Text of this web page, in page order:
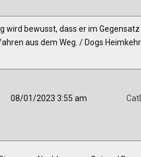
wird bewusst, dass er im
aus dem Weg. / Dogs
08/01/2023 3:55 am